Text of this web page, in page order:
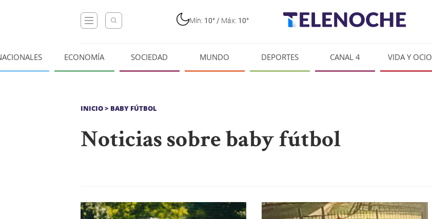
Mín: 10° / Máx: 10°
ECONOMÍA SOCIEDAD MUNDO DEPORTES CANAL 4 VIDA Y OCIO
INICIO> BABY FÚTBOL
Noticias sobre baby fútbol